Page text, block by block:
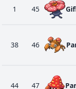
1 45
38 46
44 47